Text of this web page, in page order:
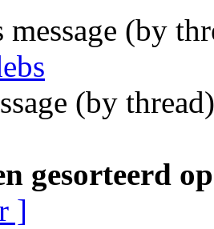
message (by
(by
gesorteerd
]